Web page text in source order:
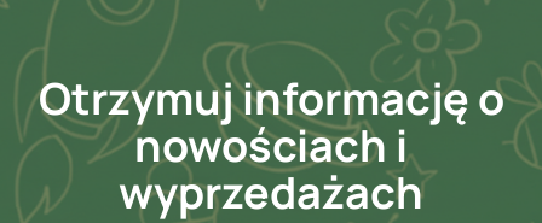
Otrzymuj informację o
nowościach i
wyprzedażach